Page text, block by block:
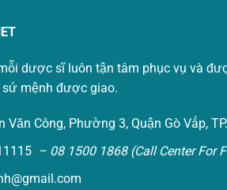
dược sĩ luôn tận tâm phục vụ và
mệnh được giao.
Công, Phường 3, Quận Gò Vấp,
– 08 1500 1868 (Call Center For